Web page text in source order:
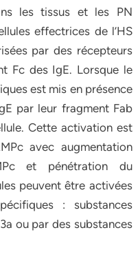
les tissus et les PN
effectrices de l’HS
par des récepteurs
Fc des IgE. Lorsque le
est mis en présence
par leur fragment Fab
Cette activation est
avec augmentation
et pénétration du
peuvent être activées
: substances
ou par des substances